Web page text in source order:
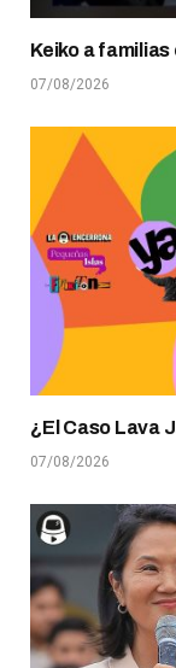
Keiko a familias
07/08/2026
¿El Caso Lava
07/08/2026